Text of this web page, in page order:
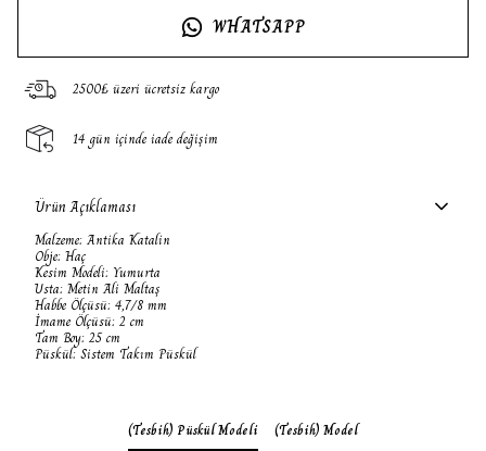
WHATSAPP
2500₺ üzeri ücretsiz kargo
14 gün içinde iade değişim
Ürün Açıklaması
Malzeme: Antika Katalin
Obje: Haç
Kesim Modeli: Yumurta
Usta: Metin Ali Maltaş
Habbe Ölçüsü: 4,7/8 mm
İmame Ölçüsü: 2 cm
Tam Boy: 25 cm
Püskül: Sistem Takım Püskül
(Tesbih) Püskül Modeli (Tesbih) Model